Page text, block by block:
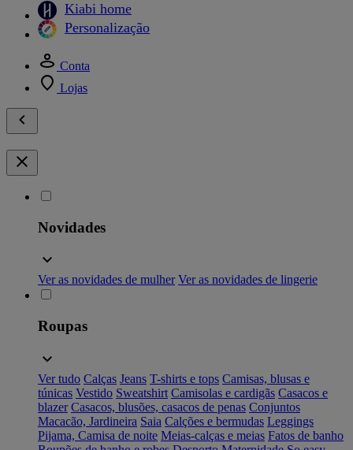
Kiabi home
Personalização
Conta
Lojas
Novidades
Ver as novidades de mulher Ver as novidades de lingerie
Roupas
Ver tudo Calças Jeans T-shirts e tops Camisas, blusas e
túnicas Vestido Sweatshirt Camisolas e cardigãs Casacos e
blazer Casacos, blusões, casacos de penas Conjuntos
Macacão, Jardineira Saia Calções e bermudas Leggings
Pijama, Camisa de noite Meias-calças e meias Fatos de banho